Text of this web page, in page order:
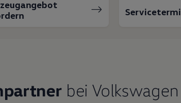
bei